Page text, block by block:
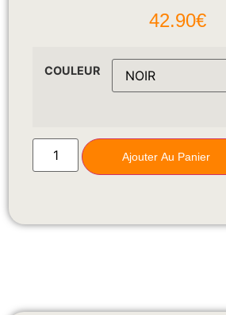
42.90€
COULEUR
Ajouter Au Panier